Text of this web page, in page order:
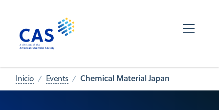
Inicio Events Chemical Material Japan